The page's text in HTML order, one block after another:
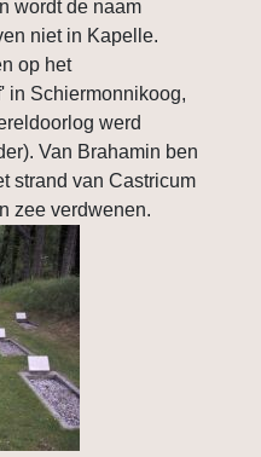
wordt de naam
niet in Kapelle.
op het
in Schiermonnikoog,
werd
Van Brahamin ben
strand van Castricum
zee verdwenen.